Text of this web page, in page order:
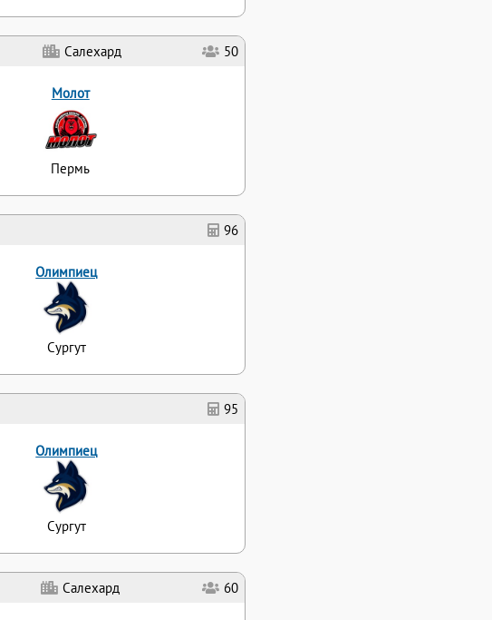
Салехард 60
95
Олимпиец
Сургут
96
Олимпиец
Сургут
Салехард 50
Молот
Пермь